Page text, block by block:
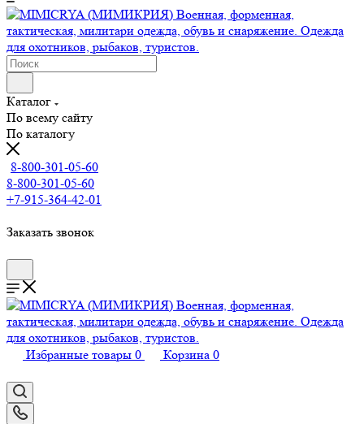
Каталог
По всему сайту
По каталогу
8-800-301-05-60
8-800-301-05-60
+7-915-364-42-01
Заказать звонок
Избранные товары 0 Корзина 0